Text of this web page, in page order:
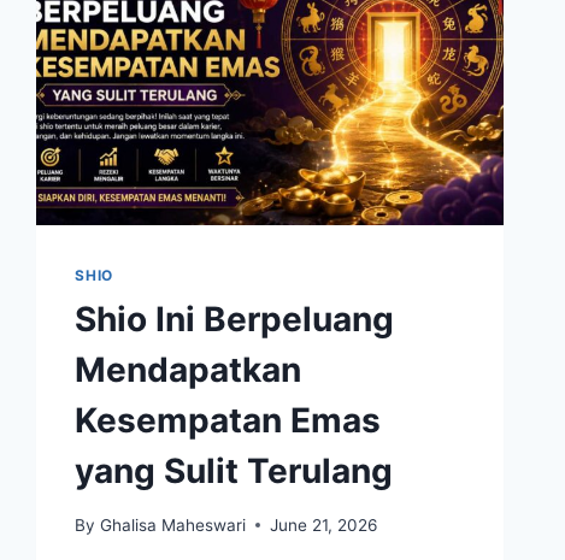
SHIO
Shio Ini Berpeluang
Mendapatkan
Kesempatan Emas
yang Sulit Terulang
By Ghalisa Maheswari June 21, 2026